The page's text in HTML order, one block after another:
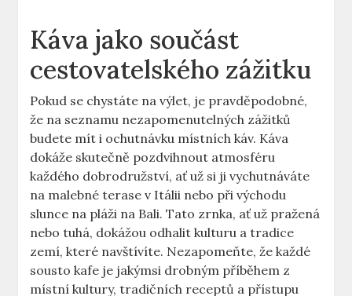
Káva jako součást
cestovatelského zážitku
Pokud se chystáte na výlet, je pravděpodobné,
že na seznamu nezapomenutelných zážitků
budete mít i ochutnávku místních káv. Káva
dokáže skutečně pozdvihnout atmosféru
každého dobrodružství, ať už si ji vychutnáváte
na malebné terase v Itálii nebo při východu
slunce na pláži na Bali. Tato zrnka, ať už pražená
nebo tuhá, dokážou odhalit kulturu a tradice
zemí, které navštívíte. Nezapomeňte, že každé
sousto kafe je jakýmsi drobným příběhem z
místní kultury, tradičních receptů a přístupu